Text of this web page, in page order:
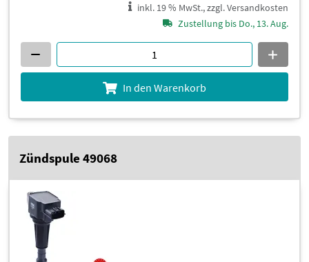
inkl. 19 % MwSt., zzgl. Versandkosten
Zustellung bis Do., 13. Aug.
In den Warenkorb
Zündspule 49068